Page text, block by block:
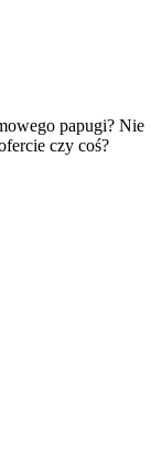
papugi? Nie
czy coś?